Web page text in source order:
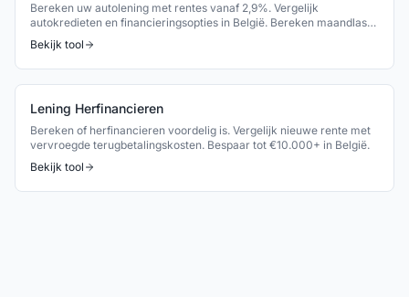
Bereken uw autolening met rentes vanaf 2,9%. Vergelijk
autokredieten en financieringsopties in België. Bereken maandlast
en TAEG.
Bekijk tool
Lening Herfinancieren
Bereken of herfinancieren voordelig is. Vergelijk nieuwe rente met
vervroegde terugbetalingskosten. Bespaar tot €10.000+ in België.
Bekijk tool